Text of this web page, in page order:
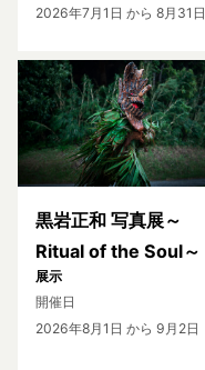
2026年7月1日 から 8月31日
黒岩正和 写真展～
Ritual of the Soul～
展示
開催日
2026年8月1日 から 9月2日